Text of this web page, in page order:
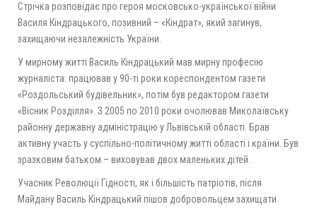
Стрічка розповідає про героя московсько-української війни
Василя Кіндрацького, позивний – «Кіндрат», який загинув,
захищаючи незалежність України.
У мирному житті Василь Кіндрацький мав мирну професію
журналіста: працював у 90-ті роки кореспондентом газети
«Роздольський будівельник», потім був редактором газети
«Вісник Розділля». З 2005 по 2010 роки очолював Миколаївську
районну державну адміністрацію у Львівській області. Брав
активну участь у суспільно-політичному житті області і країни. Був
зразковим батьком – виховував двох маленьких дітей.
Учасник Революції Гідності, як і більшість патріотів, після
Майдану Василь Кіндрацький пішов добровольцем захищати